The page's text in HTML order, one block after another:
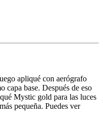
apliqué con aerógrafo
capa base. Después de eso
Mystic gold para las luces
pequeña. Puedes ver